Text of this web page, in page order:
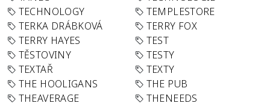
TECHNOLOGY
TEMPLESTORE
TERKA DRÁBKOVÁ
TERRY FOX
TERRY HAYES
TEST
TĚSTOVINY
TESTY
TEXTAŘ
TEXTY
THE HOOLIGANS
THE PUB
THEAVERAGE
THENEEDS